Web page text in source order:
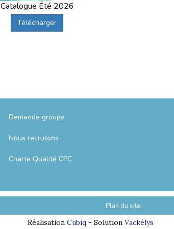
Catalogue Été 2026
Télécharger
Demande groupe
Nous recrutons
Charte Qualité CPC
Plan du site
Réalisation Cubiq- Solution Vackélys